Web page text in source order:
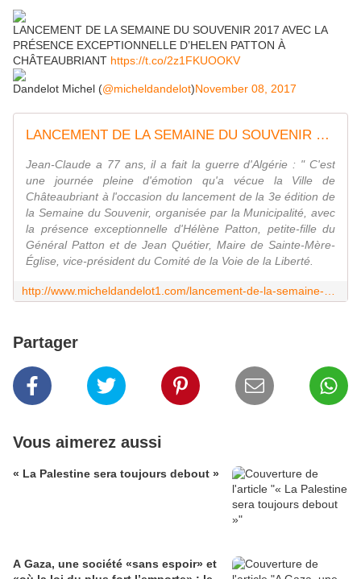
LANCEMENT DE LA SEMAINE DU SOUVENIR 2017 AVEC LA
PRÉSENCE EXCEPTIONNELLE D’HELEN PATTON À
CHÂTEAUBRIANT https://t.co/2z1FKUOOKV
Dandelot Michel (@micheldandelot)November 08, 2017
LANCEMENT DE LA SEMAINE DU SOUVENIR 2017 AVEC LA PRÉSENCE EXCEPTIONNELLE D'HELEN PATTON À CHÂTEAUBRIANT
Jean-Claude a 77 ans, il a fait la guerre d'Algérie : " C'est
une journée pleine d'émotion qu'a vécue la Ville de
Châteaubriant à l'occasion du lancement de la 3e édition de
la Semaine du Souvenir, organisée par la Municipalité, avec
la présence exceptionnelle d'Hélène Patton, petite-fille du
Général Patton et de Jean Quétier, Maire de Sainte-Mère-
Église, vice-président du Comité de la Voie de la Liberté.
Partager
Vous aimerez aussi
« La Palestine sera toujours debout »
A Gaza, une société «sans espoir» et